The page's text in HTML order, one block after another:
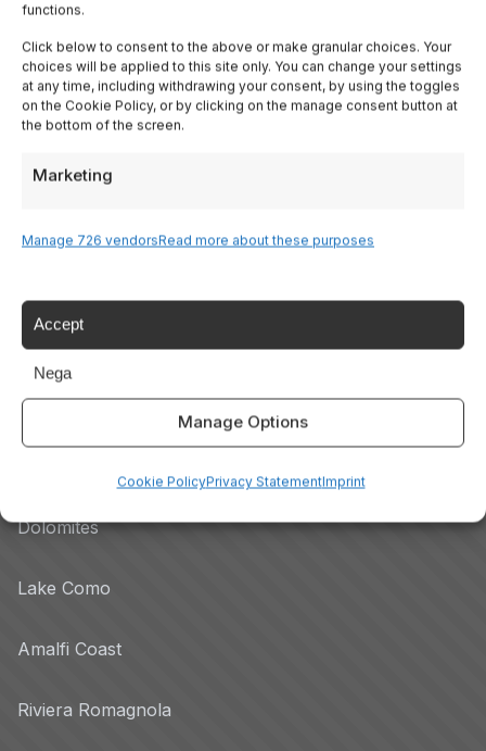
functions.
Click below to consent to the above or make granular choices. Your
choices will be applied to this site only. You can change your settings
at any time, including withdrawing your consent, by using the toggles
on the Cookie Policy, or by clicking on the manage consent button at
the bottom of the screen.
Marketing
Manage 726 vendorsRead more about these purposes
Accept
Nega
Manage Options
Cookie PolicyPrivacy StatementImprint
Lombardy
Trentino
Piedmont
Tutte le Regioni →
Destinazioni
Dolomites
Lake Como
Amalfi Coast
Riviera Romagnola